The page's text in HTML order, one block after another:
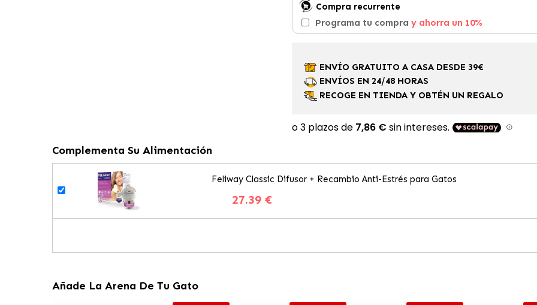
Compra recurrente
Programa tu compra y ahorra un 10%
ENVÍO GRATUITO A CASA DESDE 39€
ENVÍOS EN 24/48 HORAS
RECOGE EN TIENDA Y OBTÉN UN REGALO
Complementa Su Alimentación
Feliway Classic Difusor + Recambio Anti-Estrés para Gatos
27.39 €
Añade La Arena De Tu Gato